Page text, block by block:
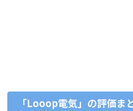
「Looop電気」の評価ま